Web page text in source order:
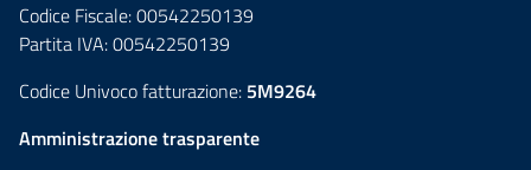
Codice Fiscale: 00542250139
Partita IVA: 00542250139
Codice Univoco fatturazione: 5M9264
Amministrazione trasparente